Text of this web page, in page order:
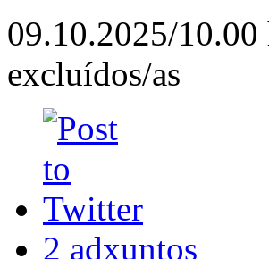
09.10.2025/
excluídos/as
2 adxuntos